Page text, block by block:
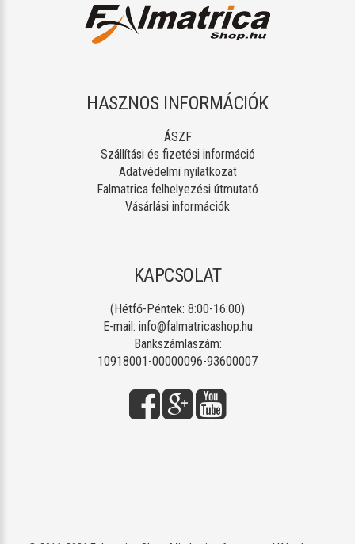
HASZNOS INFORMÁCIÓK
ÁSZF
Szállítási és fizetési információ
Adatvédelmi nyilatkozat
Falmatrica felhelyezési útmutató
Vásárlási információk
KAPCSOLAT
(Hétfő-Péntek: 8:00-16:00)
E-mail: info@falmatricashop.hu
Bankszámlaszám:
10918001-00000096-93600007